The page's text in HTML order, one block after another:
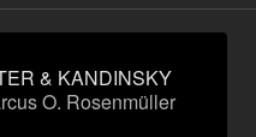
& KANDINSKY
O. Rosenmüller